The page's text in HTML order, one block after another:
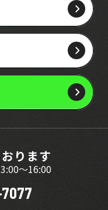
ります
～16:00